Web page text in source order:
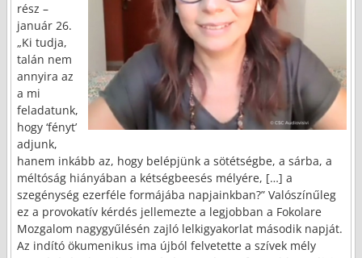
rész –
január 26.
„Ki tudja,
talán nem
annyira az
a mi
feladatunk,
hogy ‘fényt’
adjunk,
hanem inkább az, hogy belépjünk a sötétségbe, a sárba, a
méltóság hiányában a kétségbeesés mélyére, […] a
szegénység ezerféle formájába napjainkban?” Valószínűleg
ez a provokatív kérdés jellemezte a legjobban a Fokolare
Mozgalom nagygyűlésén zajló lelkigyakorlat második napját.
Az indító ökumenikus ima újból felvetette a szívek mély